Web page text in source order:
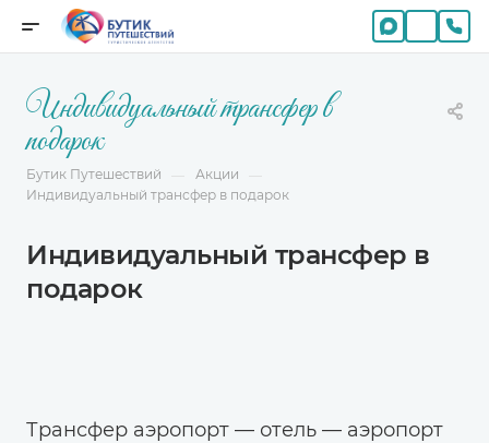
Индивидуальный трансфер в
подарок
Бутик Путешествий Акции
Индивидуальный трансфер в подарок
Индивидуальный трансфер в
подарок
Трансфер аэропорт — отель — аэропорт